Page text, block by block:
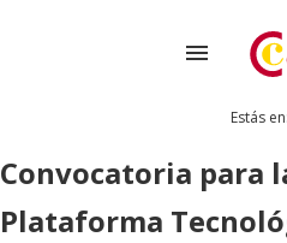
menu
Estás en:
Convocatoria para
Plataforma